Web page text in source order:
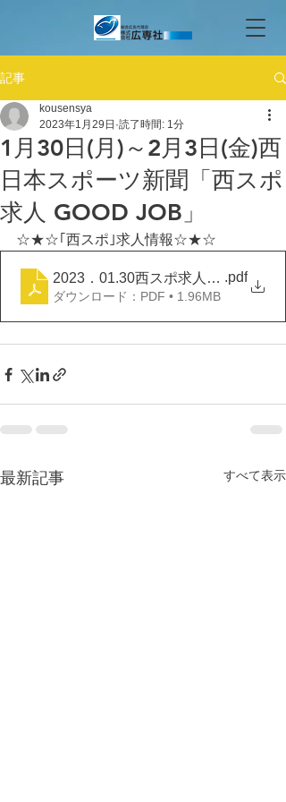
記事
1月30日(月)～2月3日(金)西
日本スポーツ新聞「西スポ
求人 GOOD JOB」
kousensya
2023年1月29日 読了時間: 1分
☆★☆｢西スポ｣求人情報☆★☆
2023．01.30西スポ求人GOOD JOB
.pdf
ダウンロード：PDF • 1.96MB
最新記事 すべて表示